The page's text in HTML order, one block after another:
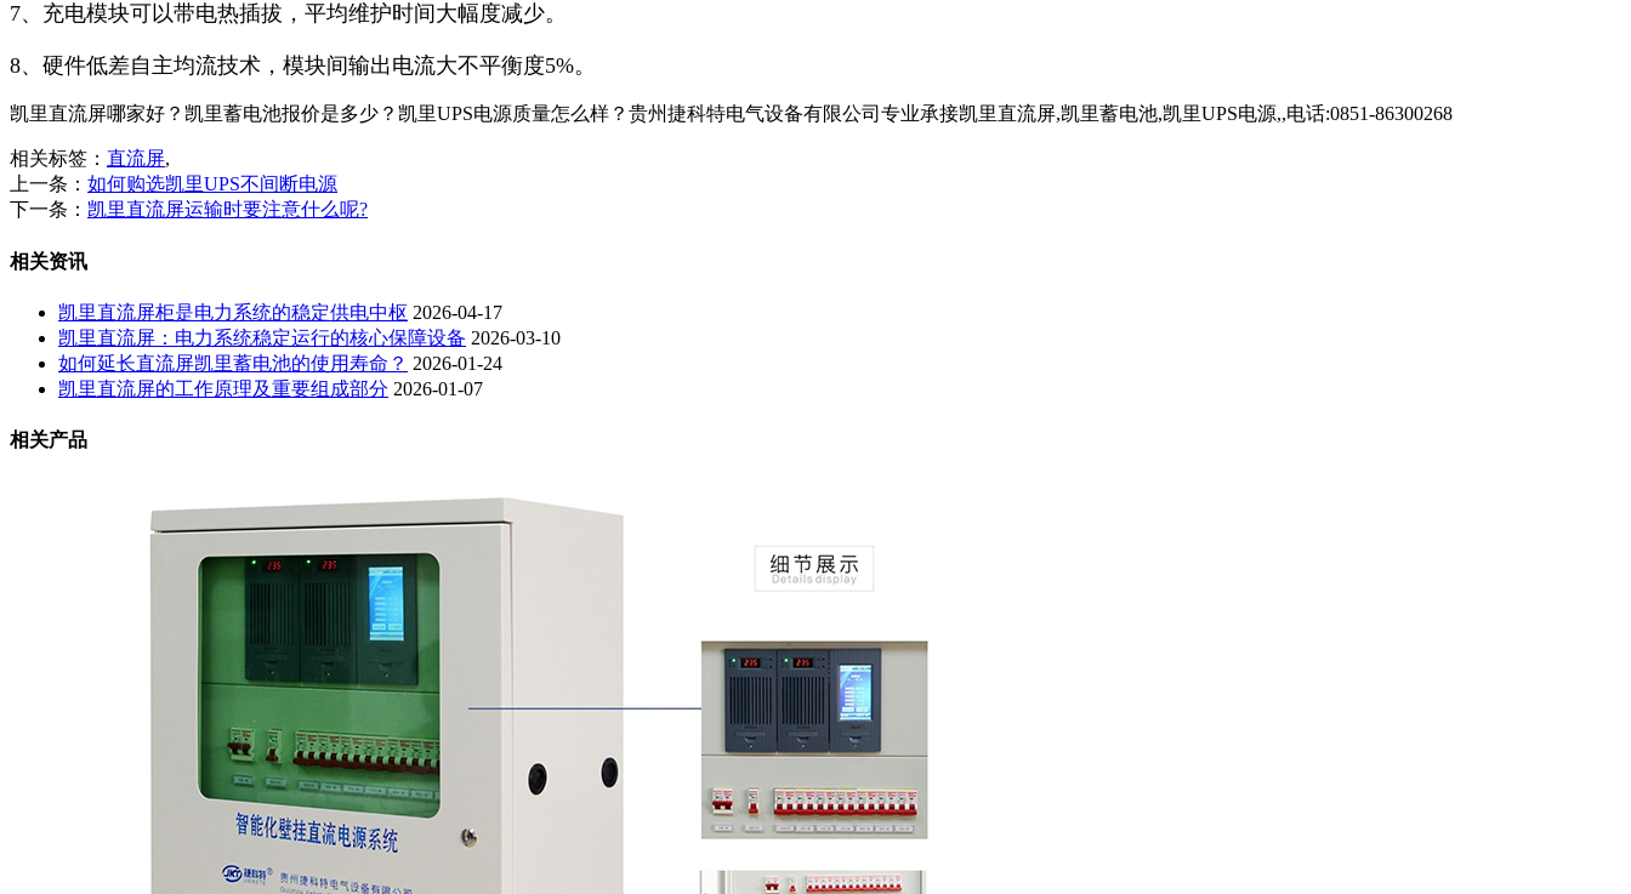
7、充电模块可以带电热插拔，平均维护时间大幅度减少。
8、硬件低差自主均流技术，模块间输出电流大不平衡度5%。
凯里直流屏哪家好？凯里蓄电池报价是多少？凯里UPS电源质量怎么样？贵州捷科特电气设备有限公司专业承接凯里直流屏,凯里蓄电池,凯里UPS电源,,电话:0851-86300268
相关标签： 直流屏,
上一条： 如何购选凯里UPS不间断电源
下一条： 凯里直流屏运输时要注意什么呢?
相关资讯
凯里直流屏柜是电力系统的稳定供电中枢 2026-04-17
凯里直流屏：电力系统稳定运行的核心保障设备 2026-03-10
如何延长直流屏凯里蓄电池的使用寿命？ 2026-01-24
凯里直流屏的工作原理及重要组成部分 2026-01-07
相关产品